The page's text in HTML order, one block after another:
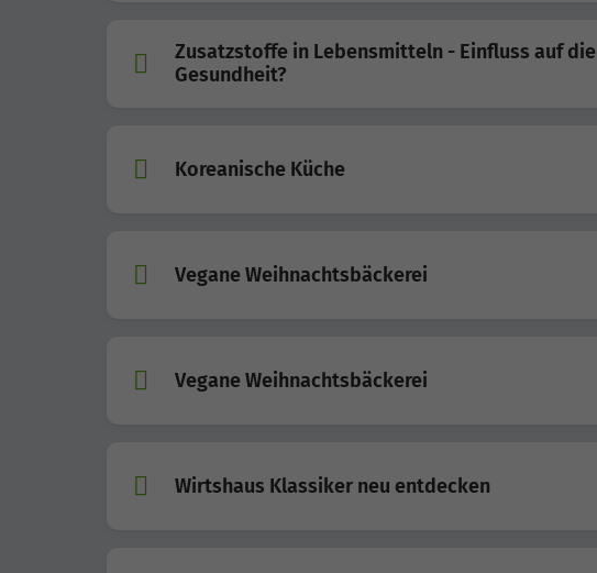
Zusatzstoffe in Lebensmitteln - Einfluss auf die
Gesundheit?
Koreanische Küche
Vegane Weihnachtsbäckerei
Vegane Weihnachtsbäckerei
Wirtshaus Klassiker neu entdecken